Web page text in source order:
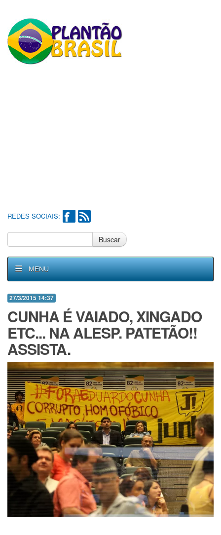
REDES SOCIAIS:
Buscar
MENU
27/3/2015 14:37
CUNHA É VAIADO, XINGADO
ETC... NA ALESP. PATETÃO!!
ASSISTA.